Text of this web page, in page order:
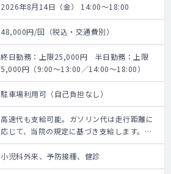
2026年8月14日（金） 14:00～18:00
48,000円/回（税込・交通費別）
終日勤務：上限25,000円 半日勤務：上限
5,000円（9:00～13:00／14:00～18:00）
駐車場利用可（自己負担なし）
高速代も支給可能。ガソリン代は走行距離に
応じて、当院の規定に基づき支給します。終
日勤務の場合の新幹線・航空機利用時は交通
費を支給します（支給要件：片道２時間以上
または直線距離150km以上）
小児科外来、予防接種、健診